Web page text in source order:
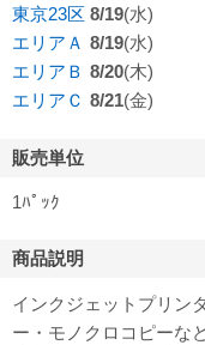
東京23区 8/19(水)
エリアＡ 8/19(水)
エリアＢ 8/20(木)
エリアＣ 8/21(金)
販売単位
1ﾊﾟｯｸ
商品説明
インクジェットプリン
ー・モノクロコピーな